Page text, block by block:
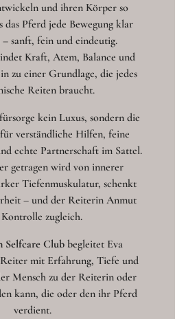
und ihren Körper so
das Pferd jede Bewegung klar
sanft, fein und eindeutig.
Kraft, Atem, Balance und
zu einer Grundlage, die jedes
Reiten braucht.
kein Luxus, sondern die
verständliche Hilfen, feine
echte Partnerschaft im Sattel.
getragen wird von innerer
Tiefenmuskulatur, schenkt
– und der Reiterin Anmut
zugleich.
Selfcare Clubbegleitet Eva
mit Erfahrung, Tiefe und
Mensch zu der Reiterin oder
kann, die oder den ihr Pferd
verdient.